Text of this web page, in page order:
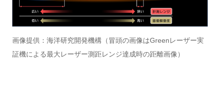
画像提供：海洋研究開発機構（冒頭の画像はGreenレーザー実
証機による最大レーザー測距レンジ達成時の距離画像）